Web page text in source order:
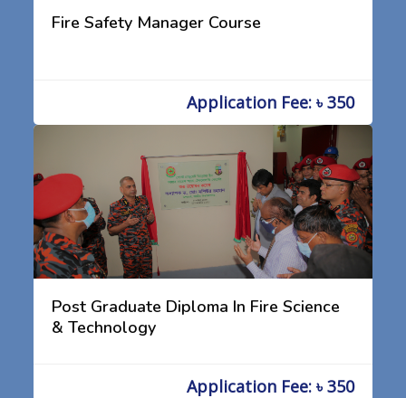
Fire Safety Manager Course
Application Fee: ৳ 350
Post Graduate Diploma In Fire Science
& Technology
Application Fee: ৳ 350